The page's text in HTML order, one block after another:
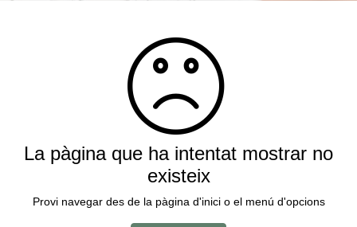
La pàgina que ha intentat mostrar no
existeix
Provi navegar des de la pàgina d'inici o el menú d'opcions